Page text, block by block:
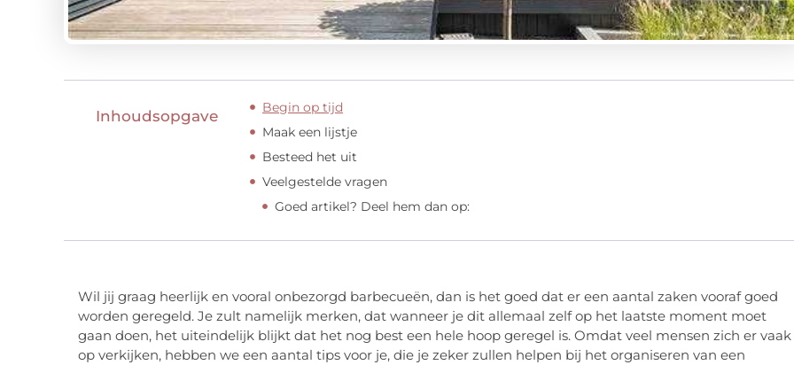
Inhoudsopgave
Begin op tijd
Maak een lijstje
Besteed het uit
Veelgestelde vragen
Goed artikel? Deel hem dan op:
Wil jij graag heerlijk en vooral onbezorgd barbecueën, dan is het goed dat er een aantal zaken vooraf goed
worden geregeld. Je zult namelijk merken, dat wanneer je dit allemaal zelf op het laatste moment moet
gaan doen, het uiteindelijk blijkt dat het nog best een hele hoop geregel is. Omdat veel mensen zich er vaak
op verkijken, hebben we een aantal tips voor je, die je zeker zullen helpen bij het organiseren van een